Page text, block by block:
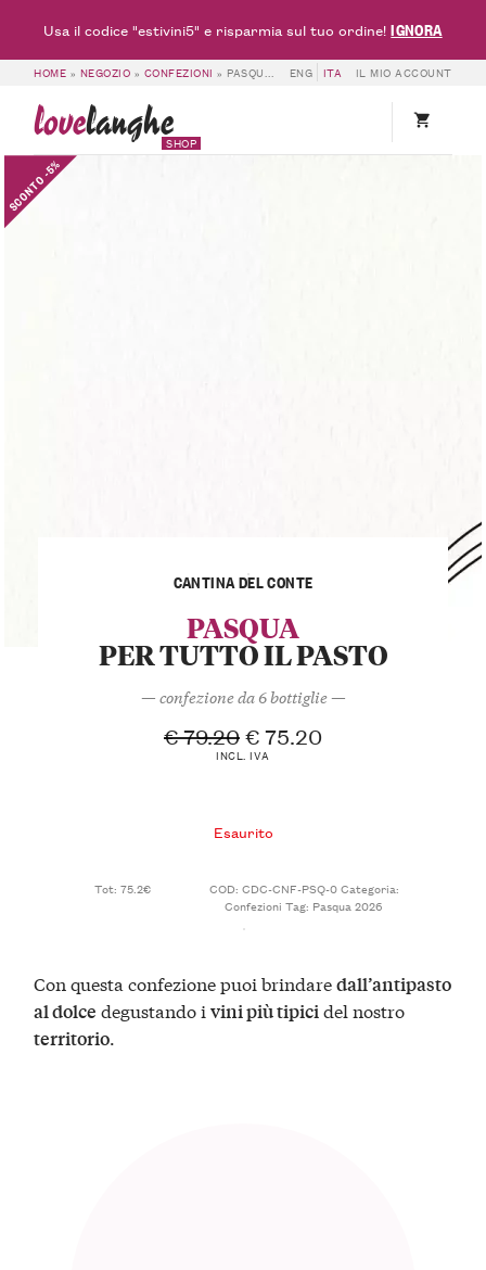
HOME » NEGOZIO » CONFEZIONI » PASQUA – CANTINA DEL CONTE ENG ITA IL MIO ACCOUNT
lovelanghe
SHOP
SCONTO -5%
CANTINA DEL CONTE
PASQUA
PER TUTTO IL PASTO
— confezione da 6 bottiglie —
€79.20 € 75.20
INCL. IVA
Esaurito
Tot: 75.2€ COD: CDC-CNF-PSQ-0Categoria:
Confezioni Tag: Pasqua 2026
Con questa confezione puoi brindaredall’antipasto
al dolce degustando ivini più tipicidel nostro
territorio.
Usa il codice "estivini5" e risparmia sul tuo ordine!IGNORA